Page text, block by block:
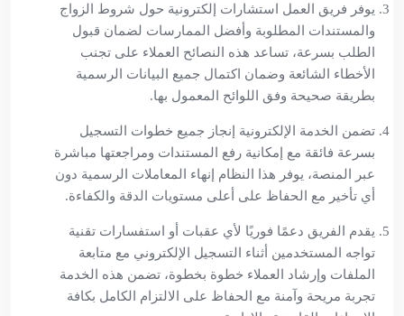
يوفر فريق العمل استشارات إلكترونية حول شروط الزواج
والمستندات المطلوبة وأفضل الممارسات لضمان قبول
الطلب بسرعة، تساعد هذه النصائح العملاء على تجنب
الأخطاء الشائعة وضمان اكتمال جميع البيانات الرسمية
بطريقة صحيحة وفق اللوائح المعمول بها.
تضمن الخدمة الإلكترونية إنجاز جميع خطوات التسجيل
بسرعة فائقة مع إمكانية رفع المستندات ومراجعتها مباشرة
عبر المنصة، يوفر هذا النظام إنهاء المعاملات الرسمية دون
أي تأخير مع الحفاظ على أعلى مستويات الدقة والكفاءة.
يقدم الفريق دعمًا فوريًا لأي عقبات أو استفسارات تقنية
تواجه المستخدمين أثناء التسجيل الإلكتروني مع متابعة
الملفات وإرشاد العملاء خطوة بخطوة، تضمن هذه الخدمة
تجربة مريحة وآمنة مع الحفاظ على الالتزام الكامل بكافة